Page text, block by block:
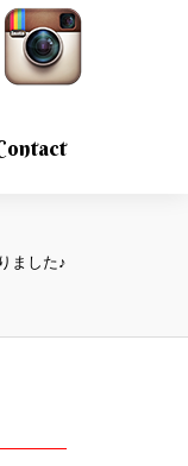
ました♪